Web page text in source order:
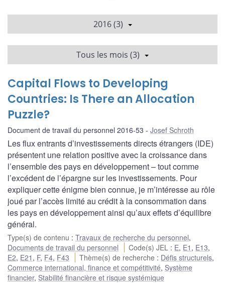
2016 (3)
Tous les mois (3)
Capital Flows to Developing
Countries: Is There an Allocation
Puzzle?
Document de travail du personnel 2016-53 Josef Schroth
Les flux entrants d’investissements directs étrangers (IDE)
présentent une relation positive avec la croissance dans
l’ensemble des pays en développement – tout comme
l’excédent de l’épargne sur les investissements. Pour
expliquer cette énigme bien connue, je m’intéresse au rôle
joué par l’accès limité au crédit à la consommation dans
les pays en développement ainsi qu’aux effets d’équilibre
général.
Type(s) de contenu : Travaux de recherche du personnel,
Documents de travail du personnel
Code(s) JEL : E, E1 , E13,
E2, E21 , F, F4, F43 Thème(s) de recherche : Défis structurels,
Commerce international, finance et compétitivité, Système
financier, Stabilité financière et risque systémique